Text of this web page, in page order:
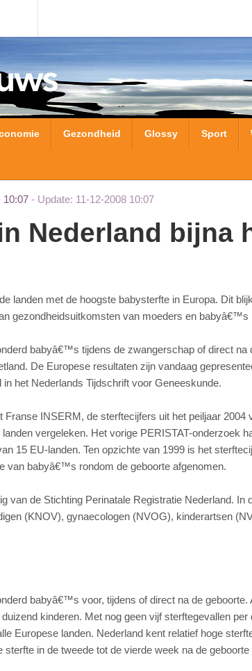
Gezondheid Glossy Sport
10:07 Update: 11-12-2008 10:07
landen met de hoogste babysterfte in Europa. Dit
gezondheidsuitkomsten van moeders en babyâ€™s
babyâ€™s tijdens de zwangerschap of direct na
De Europese resultaten zijn vandaag
het Nederlands Tijdschrift voor Geneeskunde.
Franse INSERM, de sterftecijfers uit het peiljaar
vergeleken. Het vorige PERISTAT-onderzoek
15 EU-landen. Ten opzichte van 1999 is het
van babyâ€™s rondom de geboorte afgenomen.
van de Stichting Perinatale Registratie Nederland. In
(KNOV), gynaecologen (NVOG), kinderartsen
babyâ€™s voor, tijdens of direct na de geboorte.
kinderen. Met nog geen vijf sterftegevallen
Europese landen. Nederland kent relatief hoge
in de tweede tot de vierde week na de